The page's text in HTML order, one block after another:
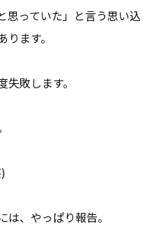
思っていた」と言う思い込
ます。
敗します。
、やっぱり報告。